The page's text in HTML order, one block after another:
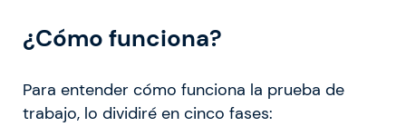
¿Cómo funciona?
Para entender cómo funciona la prueba de
trabajo, lo dividiré en cinco fases: